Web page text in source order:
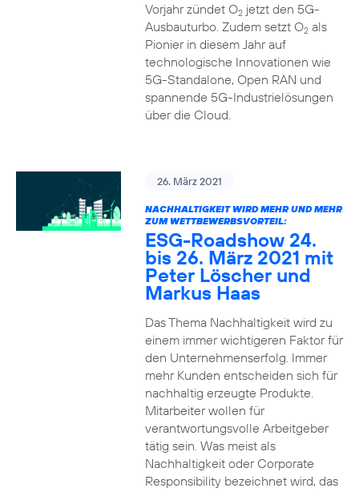
Vorjahr zündet O2jetzt den 5G-
Ausbauturbo. Zudem setzt O2als
Pionier in diesem Jahr auf
technologische Innovationen wie
5G-Standalone, Open RAN und
spannende 5G-Industrielösungen
über die Cloud.
26. März 2021
NACHHALTIGKEIT WIRD MEHR UND MEHR
ZUM WETTBEWERBSVORTEIL:
ESG-Roadshow 24.
bis 26. März 2021 mit
Peter Löscher und
Markus Haas
Das Thema Nachhaltigkeit wird zu
einem immer wichtigeren Faktor für
den Unternehmenserfolg. Immer
mehr Kunden entscheiden sich für
nachhaltig erzeugte Produkte.
Mitarbeiter wollen für
verantwortungsvolle Arbeitgeber
tätig sein. Was meist als
Nachhaltigkeit oder Corporate
Responsibility bezeichnet wird, das